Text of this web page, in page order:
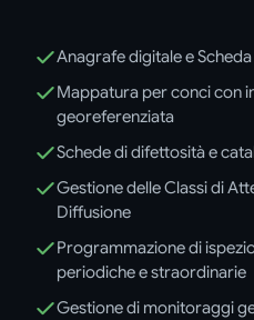
Anagrafe digitale e
Mappatura per conci con
georeferenziata
Schede di difettosità e
Gestione delle Classi di
Diffusione
Programmazione di
periodiche e straordinarie
Gestione di monitoraggi